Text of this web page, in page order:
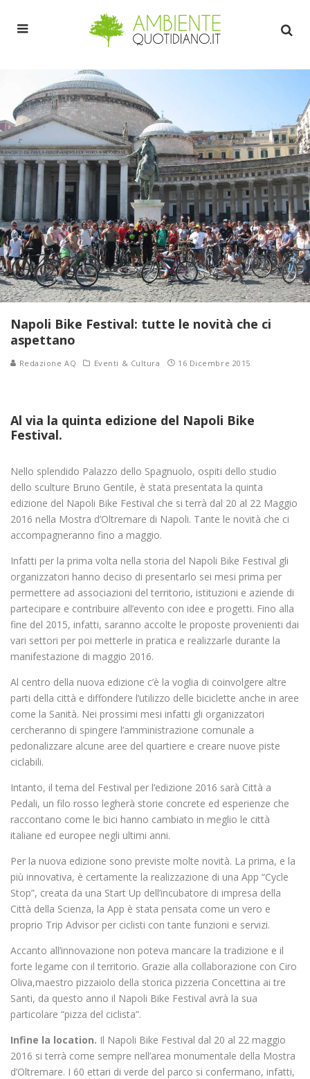
Napoli Bike Festival: tutte le novità che ci
aspettano
Redazione AQ Eventi & Cultura 16 Dicembre 2015
Al via la quinta edizione del Napoli Bike
Festival.
Nello splendido Palazzo dello Spagnuolo, ospiti dello studio
dello sculture Bruno Gentile, è stata presentata la quinta
edizione del Napoli Bike Festival che si terrà dal 20 al 22 Maggio
2016 nella Mostra d’Oltremare di Napoli. Tante le novità che ci
accompagneranno fino a maggio.
Infatti per la prima volta nella storia del Napoli Bike Festival gli
organizzatori hanno deciso di presentarlo sei mesi prima per
permettere ad associazioni del territorio, istituzioni e aziende di
partecipare e contribuire all’evento con idee e progetti. Fino alla
fine del 2015, infatti, saranno accolte le proposte provenienti dai
vari settori per poi metterle in pratica e realizzarle durante la
manifestazione di maggio 2016.
Al centro della nuova edizione c’è la voglia di coinvolgere altre
parti della città e diffondere l’utilizzo delle biciclette anche in aree
come la Sanità. Nei prossimi mesi infatti gli organizzatori
cercheranno di spingere l’amministrazione comunale a
pedonalizzare alcune aree del quartiere e creare nuove piste
ciclabili.
Intanto, il tema del Festival per l’edizione 2016 sarà Città a
Pedali, un filo rosso legherà storie concrete ed esperienze che
raccontano come le bici hanno cambiato in meglio le città
italiane ed europee negli ultimi anni.
Per la nuova edizione sono previste molte novità. La prima, e la
più innovativa, è certamente la realizzazione di una App “Cycle
Stop”, creata da una Start Up dell’incubatore di impresa della
Città della Scienza, la App è stata pensata come un vero e
proprio Trip Advisor per ciclisti con tante funzioni e servizi.
Accanto all’innovazione non poteva mancare la tradizione e il
forte legame con il territorio. Grazie alla collaborazione con Ciro
Oliva,maestro pizzaiolo della storica pizzeria Concettina ai tre
Santi, da questo anno il Napoli Bike Festival avrà la sua
particolare “pizza del ciclista”.
Infine la location. Il Napoli Bike Festival dal 20 al 22 maggio
2016 si terrà come sempre nell’area monumentale della Mostra
d’Oltremare. I 60 ettari di verde del parco si confermano, infatti,